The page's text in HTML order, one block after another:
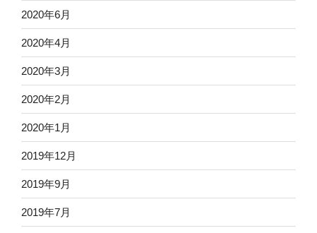
2020年6月
2020年4月
2020年3月
2020年2月
2020年1月
2019年12月
2019年9月
2019年7月